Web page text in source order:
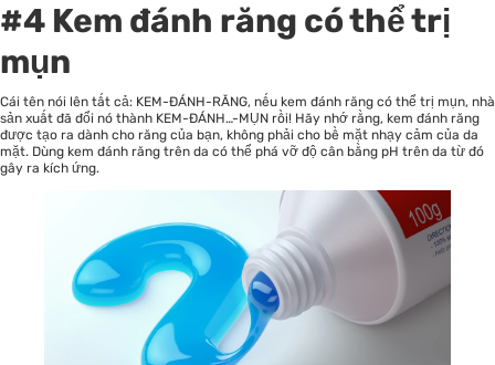
#4 Kem đánh răng có thể trị
mụn
Cái tên nói lên tất cả: KEM-ĐÁNH-RĂNG, nếu kem đánh răng có thể trị mụn, nhà
sản xuất đã đổi nó thành KEM-ĐÁNH…-MỤN rồi! Hãy nhớ rằng, kem đánh răng
được tạo ra dành cho răng của bạn, không phải cho bề mặt nhạy cảm của da
mặt. Dùng kem đánh răng trên da có thể phá vỡ độ cân bằng pH trên da từ đó
gây ra kích ứng.